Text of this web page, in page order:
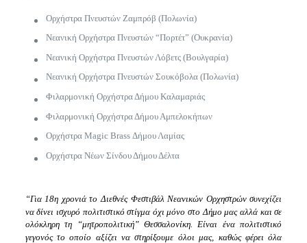
Ορχήστρα Πνευστών Ζαμπρόβ (Πολωνία)
Νεανική Ορχήστρα Πνευστών “Πορτέτ” (Ουκρανία)
Νεανική Ορχήστρα Πνευστών Λόβετς (Βουλγαρία)
Νεανική Ορχήστρα Πνευστών Σουκόβολα (Πολωνία)
Φιλαρμονική Ορχήστρα Δήμου Καλαμαριάς
Φιλαρμονική Ορχήστρα Δήμου Αμπελοκήπων
Ορχήστρα Magic Brass Δήμου Λαμίας
Ορχήστρα Νέων Σίνδου Δήμου Δέλτα
“Για 18η χρονιά το Διεθνές Φεστιβάλ Νεανικών Ορχηστρών συνεχίζει
να δίνει ισχυρό πολιτιστικό στίγμα όχι μόνο στο Δήμο μας αλλά και σε
ολόκληρη τη “μητροπολιτική” Θεσσαλονίκη. Είναι ένα πολιτιστικό
γεγονός το οποίο αξίζει να στηρίξουμε όλοι μας, καθώς φέρει όλα